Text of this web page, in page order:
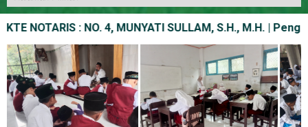
: NO. 4, MUNYATI SULLAM, S.H., M.H. |